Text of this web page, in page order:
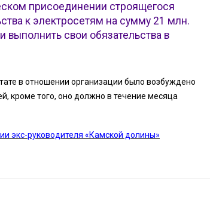
присоединении строящегося
к электросетям на сумму 21 млн.
свои обязательства в
в отношении организации было возбуждено
кроме того, оно должно в течение месяца
экс-руководителя «Камской долины»